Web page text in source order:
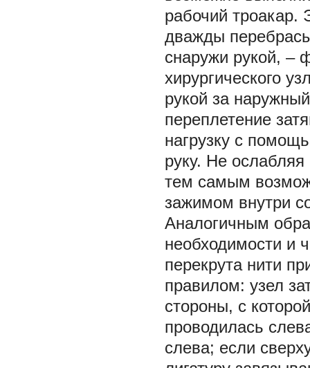
рабочий троакар.
дважды
снаружи рукой, –
хирургического
рукой за
переплетение
нагрузку с
руку. Не
тем самым
зажимом внутри
Аналогичным
необходимости и
перекрута нити
правилом: узел
стороны, с
проводилась
слева; если